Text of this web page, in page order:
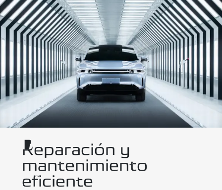
Reparación y
mantenimiento
eficiente